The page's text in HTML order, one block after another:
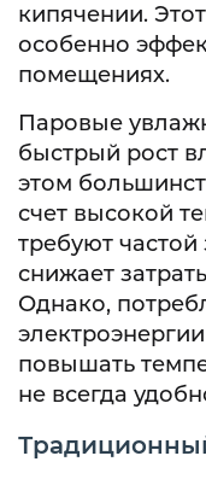
кипячении.
особенно
помещениях.
Паровые
быстрый рост
этом
счет высокой
требуют
снижает
Однако,
повышать
не всегда